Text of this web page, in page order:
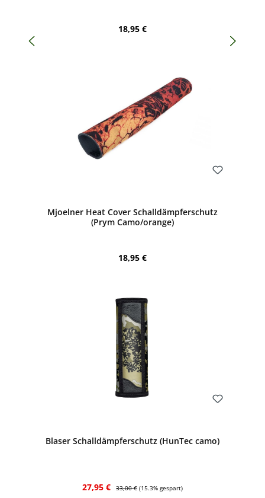
Regulärer Preis:
18,95 €
Mjoelner Heat Cover Schalldämpferschutz
(Prym Camo/orange)
Regulärer Preis:
18,95 €
Blaser Schalldämpferschutz (HunTec camo)
Verkaufspreis:
27,95 € Regulärer Preis:
33,00 € (15.3% gespart)